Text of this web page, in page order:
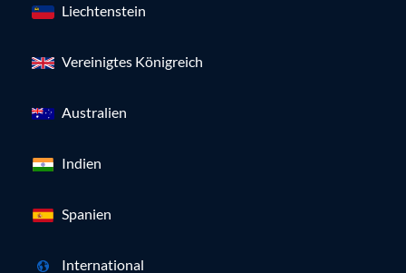
Liechtenstein
Vereinigtes Königreich
Australien
Indien
Spanien
International